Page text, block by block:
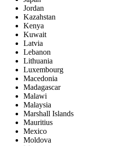
Jordan
Kazahstan
Kenya
Kuwait
Latvia
Lebanon
Lithuania
Luxembourg
Macedonia
Madagascar
Malawi
Malaysia
Marshall Islands
Mauritius
Mexico
Moldova